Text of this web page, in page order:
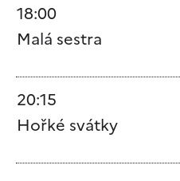
18:00
Malá sestra
20:15
Hořké svátky